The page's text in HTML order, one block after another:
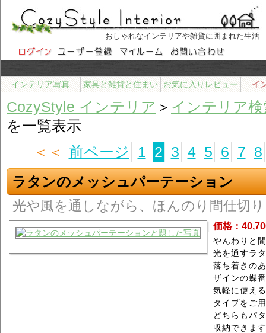
おしゃれなインテリアや雑貨に囲まれた生活
インテリア写真 家具と雑貨と住まい お気に入りレビュー イ
CozyStyle インテリア ＞ インテリア検
を一覧表示
＜＜ 前ページ 1 2 3 4 5 6 7 8
ラタンのメッシュパーテーション
光や風を通しながら、ほんのり間仕切り
価格：
やんわりと
光を通すラ
落ち着きの
ザインの蝶
気軽に使え
タイプをご
どちらもパ
収納できま